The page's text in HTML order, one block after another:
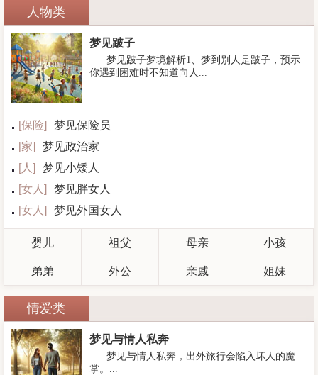
人物类
梦见跛子
梦见跛子梦境解析1、梦到别人是跛子，预示
你遇到困难时不知道向人...
[保险]
梦见保险员
[家]
梦见政治家
[人 ]
梦见小矮人
[女人 ]
梦见胖女人
[女人 ] 梦见外国女人
婴儿 祖父 母亲 小孩
弟弟 外公 亲戚 姐妹
情爱类
梦见与情人私奔
梦见与情人私奔，出外旅行会陷入坏人的魔
掌。...